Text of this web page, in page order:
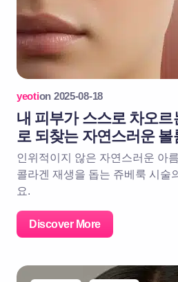
yeotion 2025-08-18
내 피부가 스스로 차오
로 되찾는 자연스러운 볼
인위적이지 않은 자연스러운 아
콜라겐 재생을 돕는 쥬베룩 시술
요.
Discover More